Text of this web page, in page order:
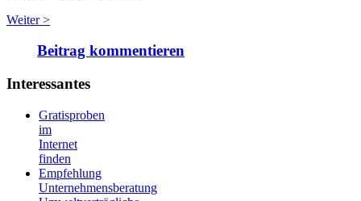
Weiter >
Beitrag kommentieren
Interessantes
Gratisproben
im
Internet
finden
Empfehlung
Unternehmensberatung